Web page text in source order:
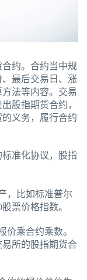
约。合约当中规
最后交易日、涨
法等内容。交易
股指期货合约，
义务，履行合约
准化协议，股指
，比如标准普尔
票价格指数。
价乘合约乘数。
所的股指期货合